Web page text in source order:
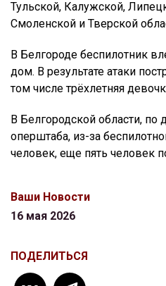
Тульской, Калужской,
Смоленской и Тверской
В Белгороде беспилотник
дом. В результате атаки
том числе трёхлетняя
В Белгородской области,
оперштаба, из-за
человек, еще пять человек
Ваши Новости
16 мая 2026
ПОДЕЛИТЬСЯ